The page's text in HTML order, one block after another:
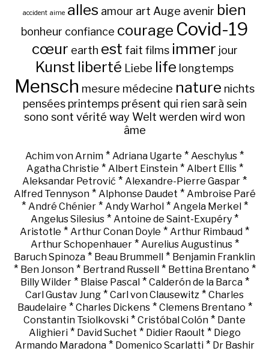
accident aime alles amour art Auge avenir bien
bonheur confiance courage Covid-19
cœur earth est fait films immer jour
Kunst liberté Liebe life longtemps
Mensch mesure médecine nature nichts
pensées printemps présent qui rien sarà sein
sono sont vérité way Welt werden wird won
âme
Achim von Arnim * Adriana Ugarte * Aeschylus *
Agatha Christie * Albert Einstein* Albert Ellis*
Aleksandar Petrović * Alexandre-Pierre Gaspar *
Alfred Tennyson* Alphonse Daudet * Ambroise Paré
* André Chénier* Andy Warhol * Angela Merkel *
Angelus Silesius * Antoine de Saint-Exupéry *
Aristotle * Arthur Conan Doyle * Arthur Rimbaud *
Arthur Schopenhauer* Aurelius Augustinus*
Baruch Spinoza * Beau Brummell * Benjamin Franklin
* Ben Jonson* Bertrand Russell * Bettina Brentano *
Billy Wilder* Blaise Pascal* Calderón de la Barca*
Carl Gustav Jung * Carl von Clausewitz * Charles
Baudelaire * Charles Dickens* Clemens Brentano *
Constantin Tsiolkovski * Cristóbal Colón * Dante
Alighieri* David Suchet * Didier Raoult * Diego
Armando Maradona* Domenico Scarlatti* Dr Bashir